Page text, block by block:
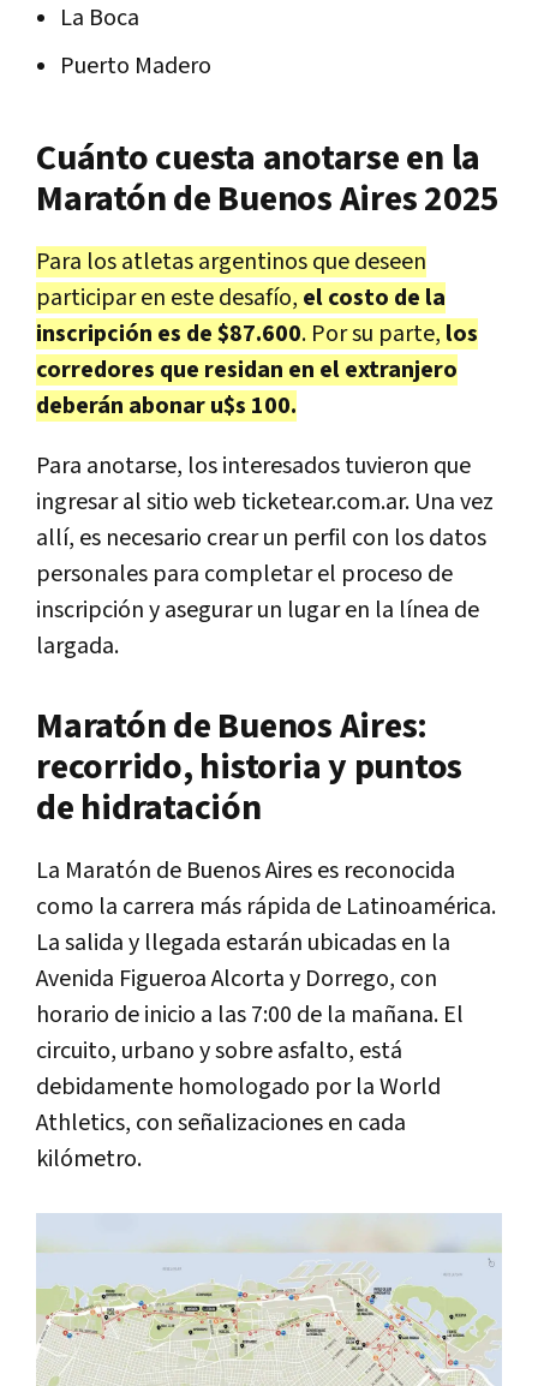
La Boca
Puerto Madero
Cuánto cuesta anotarse en la
Maratón de Buenos Aires 2025
Para los atletas argentinos que deseen
participar en este desafío, el costo de la
inscripción es de $87.600. Por su parte, los
corredores que residan en el extranjero
deberán abonar u$s 100.
Para anotarse, los interesados tuvieron que
ingresar al sitio web ticketear.com.ar. Una vez
allí, es necesario crear un perfil con los datos
personales para completar el proceso de
inscripción y asegurar un lugar en la línea de
largada.
Maratón de Buenos Aires:
recorrido, historia y puntos
de hidratación
La Maratón de Buenos Aires es reconocida
como la carrera más rápida de Latinoamérica.
La salida y llegada estarán ubicadas en la
Avenida Figueroa Alcorta y Dorrego, con
horario de inicio a las 7:00 de la mañana. El
circuito, urbano y sobre asfalto, está
debidamente homologado por la World
Athletics, con señalizaciones en cada
kilómetro.